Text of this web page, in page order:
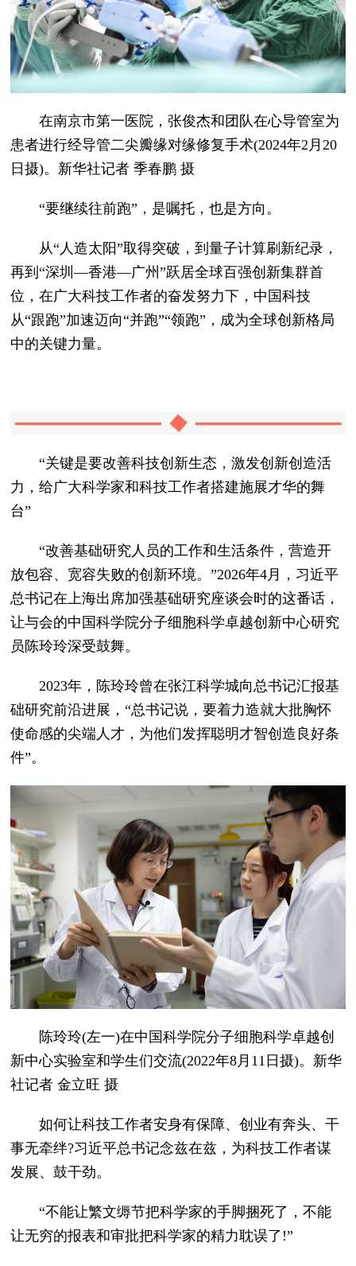
在南京市第一医院，张俊杰和团队在心导管室为
患者进行经导管二尖瓣缘对缘修复手术(2024年2月20
日摄)。新华社记者 季春鹏 摄
“要继续往前跑”，是嘱托，也是方向。
从“人造太阳”取得突破，到量子计算刷新纪录，
再到“深圳—香港—广州”跃居全球百强创新集群首
位，在广大科技工作者的奋发努力下，中国科技
从“跟跑”加速迈向“并跑”“领跑”，成为全球创新格局
中的关键力量。
“关键是要改善科技创新生态，激发创新创造活
力，给广大科学家和科技工作者搭建施展才华的舞
台”
“改善基础研究人员的工作和生活条件，营造开
放包容、宽容失败的创新环境。”2026年4月，习近平
总书记在上海出席加强基础研究座谈会时的这番话，
让与会的中国科学院分子细胞科学卓越创新中心研究
员陈玲玲深受鼓舞。
2023年，陈玲玲曾在张江科学城向总书记汇报基
础研究前沿进展，“总书记说，要着力造就大批胸怀
使命感的尖端人才，为他们发挥聪明才智创造良好条
件”。
陈玲玲(左一)在中国科学院分子细胞科学卓越创
新中心实验室和学生们交流(2022年8月11日摄)。新华
社记者 金立旺 摄
如何让科技工作者安身有保障、创业有奔头、干
事无牵绊?习近平总书记念兹在兹，为科技工作者谋
发展、鼓干劲。
“不能让繁文缛节把科学家的手脚捆死了，不能
让无穷的报表和审批把科学家的精力耽误了!”